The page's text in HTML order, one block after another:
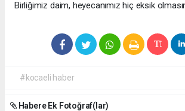
Birliğimiz daim, heyecanımız hiç eksik
#kocaeli haber
Habere Ek Fotoğraf(lar)